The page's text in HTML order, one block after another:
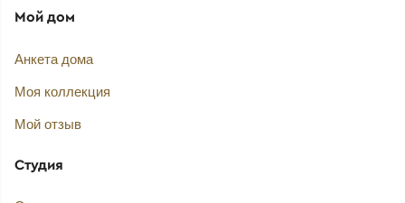
Мой дом
Анкета дома
Моя коллекция
Мой отзыв
Студия